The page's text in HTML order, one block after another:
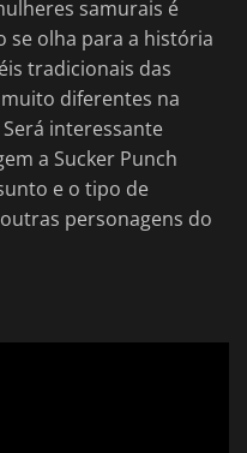
samurais é
se olha para a história
tradicionais das
diferentes na
interessante
a Sucker Punch
e o tipo de
personagens do